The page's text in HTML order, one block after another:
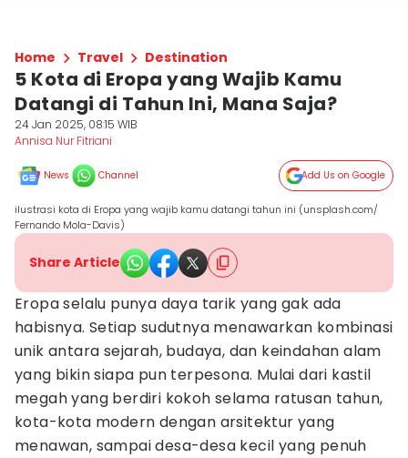
Home Travel Destination
5 Kota di Eropa yang Wajib Kamu
Datangi di Tahun Ini, Mana Saja?
24 Jan 2025, 08:15 WIB
Annisa Nur Fitriani
News Channel Add Us on Google
ilustrasi kota di Eropa yang wajib kamu datangi tahun ini (unsplash.com/
Fernando Mola-Davis)
Share Article
Eropa selalu punya daya tarik yang gak ada
habisnya. Setiap sudutnya menawarkan kombinasi
unik antara sejarah, budaya, dan keindahan alam
yang bikin siapa pun terpesona. Mulai dari kastil
megah yang berdiri kokoh selama ratusan tahun,
kota-kota modern dengan arsitektur yang
menawan, sampai desa-desa kecil yang penuh